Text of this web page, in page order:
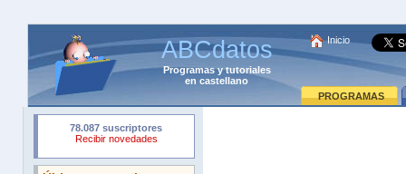
ABCdatos
Programasytutoriales
en castellano
Inicio
PROGRAMAS